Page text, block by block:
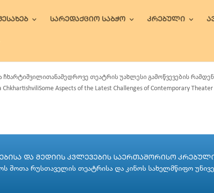
ᲡᲐᲠᲔᲓᲐᲥᲪᲘᲝ ᲡᲐᲑᲭᲝ ᲙᲠᲔᲑᲣᲚᲘ
ჩხარტიშვილითანამედროვე თეატრის უახლესი გამოწვევების
ChkhartishviliSome Aspects of the Latest Challenges of Contemporary
ᲓᲐ ᲛᲔᲓᲘᲘᲡ ᲙᲕᲚᲔᲕᲔᲑᲘᲡ ᲡᲐᲔᲠᲗᲐᲨᲝᲠᲘᲡᲝ
შოთა რუსთაველის თეატრისა და კინოს სახელმწიფო